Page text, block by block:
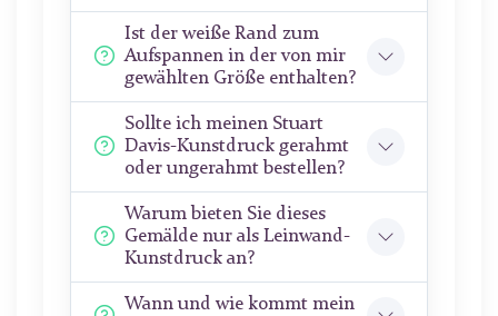
Ist der weiße Rand zum
Aufspannen in der von mir
gewählten Größe enthalten?
Sollte ich meinen Stuart
Davis-Kunstdruck gerahmt
oder ungerahmt bestellen?
Warum bieten Sie dieses
Gemälde nur als Leinwand-
Kunstdruck an?
Wann und wie kommt mein